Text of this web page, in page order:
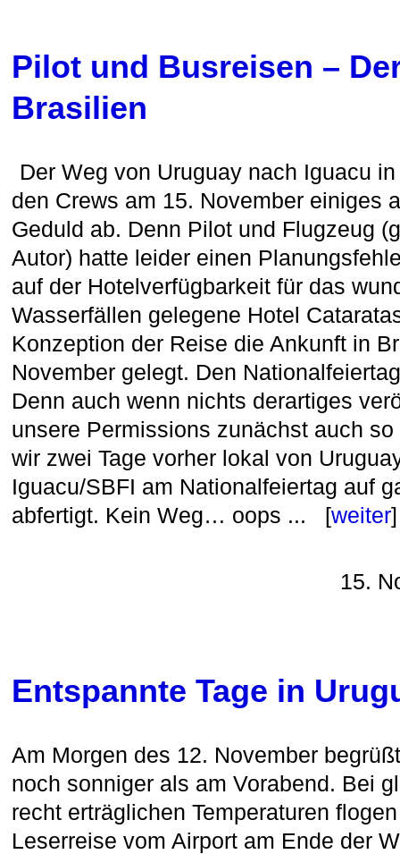
Pilot und Busreisen –
Brasilien
Der Weg von Uruguay nach Iguacu
den Crews am 15. November einiges
Geduld ab. Denn Pilot und Flugzeug
Autor) hatte leider einen
auf der Hotelverfügbarkeit für das
Wasserfällen gelegene Hotel
Konzeption der Reise die Ankunft in
November gelegt. Den
Denn auch wenn nichts derartiges
unsere Permissions zunächst auch
wir zwei Tage vorher lokal von
Iguacu/SBFI am Nationalfeiertag auf
abfertigt. Kein Weg… oops ... [weiter]
15.
Entspannte Tage in
Am Morgen des 12. November
noch sonniger als am Vorabend. Bei
recht erträglichen Temperaturen
Leserreise vom Airport am Ende der